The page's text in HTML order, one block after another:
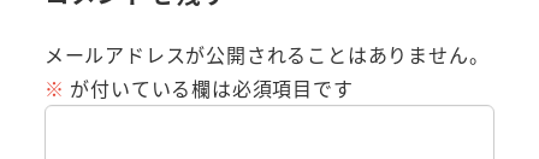
メールアドレスが公開されることはありません。
※ が付いている欄は必須項目です